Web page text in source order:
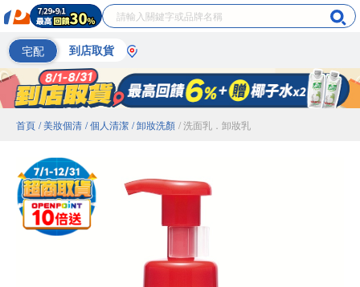
宅配 到店取貨
首頁 / 美妝個清 / 個人清潔 / 卸妝洗顏 / 洗面乳．卸妝乳